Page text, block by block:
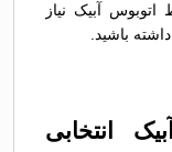
آبیک نیاز
باشید.
انتخابی